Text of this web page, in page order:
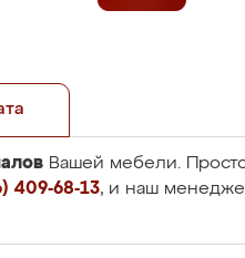
Вашей мебели.
409-68-13, и наш